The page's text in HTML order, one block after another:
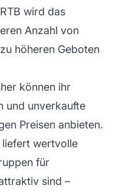
wird das
Anzahl von
höheren Geboten
können ihr
und unverkaufte
Preisen anbieten.
liefert wertvolle
für
sind –